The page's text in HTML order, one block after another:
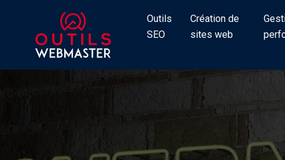
Outils
SEO
Création de
sites web